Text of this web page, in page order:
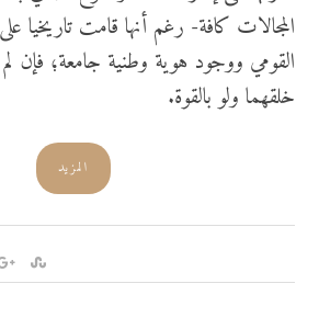
المجالات كافة- رغم أنها قامت تاريخيا
القومي ووجود هوية وطنية جامعة؛ فإن
خلقهما ولو بالقوة.
المزيد